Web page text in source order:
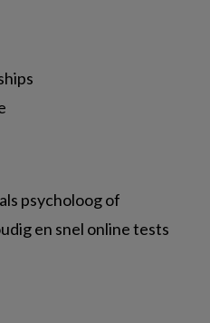
psycholoog of
en snel online tests